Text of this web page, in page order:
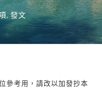
, 發文
參考用，請改以加發抄本